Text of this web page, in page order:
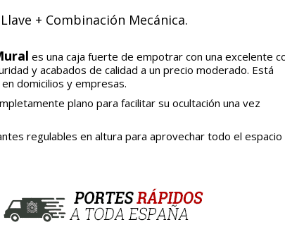
+ Combinación Mecánica.
es una caja fuerte de empotrar con una excelente
y acabados de calidad a un precio moderado. Está
domicilios y empresas.
plano para facilitar su ocultación una vez
regulables en altura para aprovechar todo el espacio